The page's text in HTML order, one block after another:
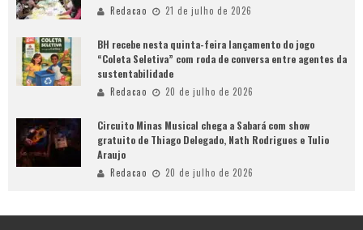
Redacao 21 de julho de 2026
BH recebe nesta quinta-feira lançamento do jogo
“Coleta Seletiva” com roda de conversa entre agentes da
sustentabilidade
Redacao 20 de julho de 2026
Circuito Minas Musical chega a Sabará com show
gratuito de Thiago Delegado, Nath Rodrigues e Tulio
Araujo
Redacao 20 de julho de 2026